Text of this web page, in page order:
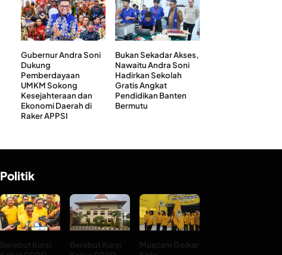
Gubernur Andra Soni
Dukung
Pemberdayaan
UMKM Sokong
Kesejahteraan dan
Ekonomi Daerah di
Raker APPSI
Bukan Sekadar Akses,
Nawaitu Andra Soni
Hadirkan Sekolah
Gratis Angkat
Pendidikan Banten
Bermutu
Politik
Berebut Kursi
Berebut Kursi
Muscam Golkar